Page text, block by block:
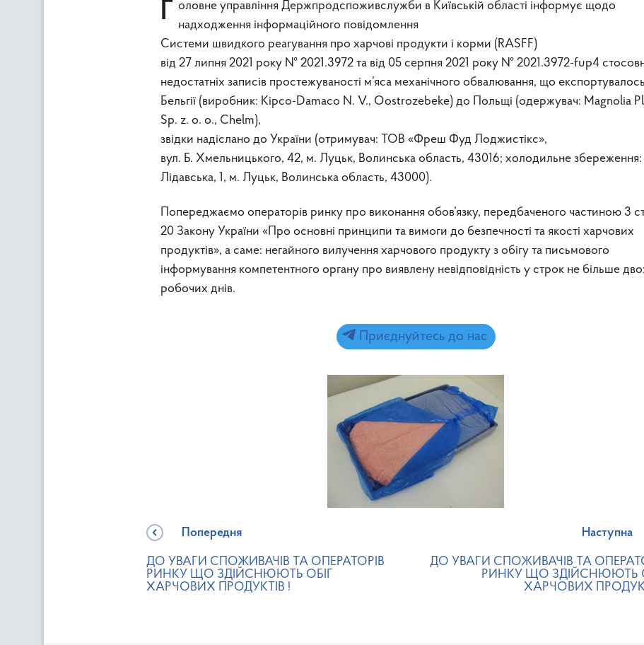
Головне управління Держпродспоживслужби в Київській області інформує щодо
надходження інформаційного повідомлення
Системи швидкого реагування про харчові продукти і корми (RASFF)
від 27 липня 2021 року № 2021.3972 та від 05 серпня 2021 року № 2021.3972-fup4
недостатніх записів простежуваності м’яса механічного обвалювання, що
Бельгії (виробник: Kipco-Damaco N. V., Oostrozebeke) до Польщі (одержувач: Magnolia
Sp. z. o. o., Chelm),
звідки надіслано до України (отримувач: ТОВ «Фреш Фуд Лоджистікс»,
вул. Б. Хмельницького, 42, м. Луцьк, Волинська область, 43016; холодильне збереження:
Лідавська, 1, м. Луцьк, Волинська область, 43000).
Попереджаємо операторів ринку про виконання обов’язку, передбаченого частиною 3
20 Закону України «Про основні принципи та вимоги до безпечності та якості харчових
продуктів», а саме: негайного вилучення харчового продукту з обігу та письмового
інформування компетентного органу про виявлену невідповідність у строк не більше
робочих днів.
Приєднуйтесь до нас
Попередня
ДО УВАГИ СПОЖИВАЧІВ ТА ОПЕРАТОРІВ
РИНКУ ЩО ЗДІЙСНЮЮТЬ ОБІГ
ХАРЧОВИХ ПРОДУКТІВ !
Наступна
ДО УВАГИ СПОЖИВАЧІВ ТА
РИНКУ ЩО ЗДІЙСНЮЮТЬ
ХАРЧОВИХ